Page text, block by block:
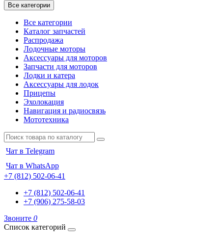
Все категории
Все категории
Каталог запчастей
Распродажа
Лодочные моторы
Аксессуары для моторов
Запчасти для моторов
Лодки и катера
Аксессуары для лодок
Прицепы
Эхолокация
Навигация и радиосвязь
Мототехника
Чат в Telegram
Чат в WhatsApp
+7 (812) 502-06-41
+7 (812) 502-06-41
+7 (906) 275-58-03
Звоните 0
Список категорий